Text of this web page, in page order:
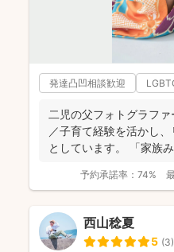
発達凸凹相談歓迎
二児の父フォトグラフ
／子育て経験を活かし
としています。 「家族
予約承諾率： 74%
西山稔夏
5 (3)